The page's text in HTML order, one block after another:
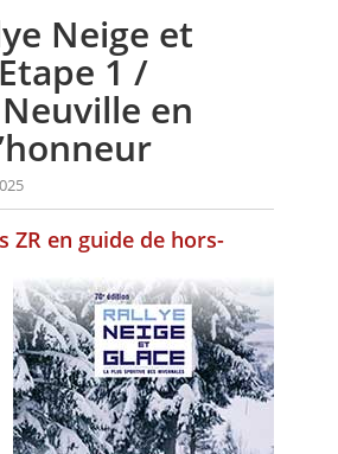
Neige et
1 /
en
ZR en guide de hors-